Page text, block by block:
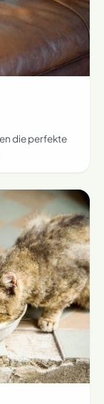
die perfekte